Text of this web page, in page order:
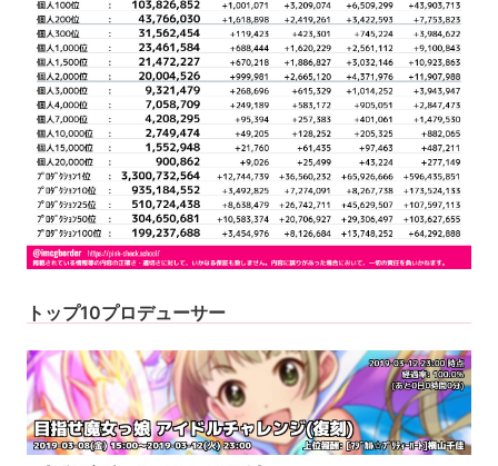
トップ10プロデューサー